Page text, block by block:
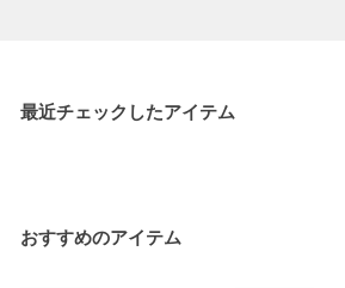
最近チェックしたアイテム
おすすめのアイテム